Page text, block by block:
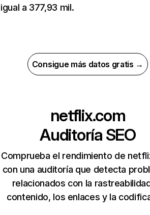
igual a 377,93 mil.
Consigue más datos gratis →
netflix.com
Auditoría SEO
Comprueba el rendimiento de
con una auditoría que detecta
relacionados con la
contenido, los enlaces y la